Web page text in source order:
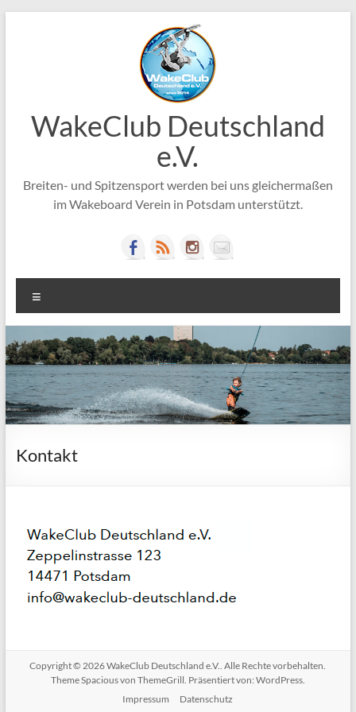
WakeClub Deutschland
e.V.
Breiten- und Spitzensport werden bei uns gleichermaßen
im Wakeboard Verein in Potsdam unterstützt.
Kontakt
Copyright © 2026WakeClub Deutschland e.V. . Alle Rechte vorbehalten.
ThemeSpaciousvon ThemeGrill. Präsentiert von: WordPress.
Impressum
Datenschutz